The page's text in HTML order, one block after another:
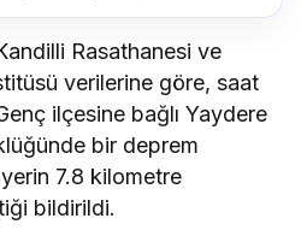
Rasathanesi ve
verilerine göre, saat
ilçesine bağlı Yaydere
bir deprem
yerin 7.8 kilometre
bildirildi.